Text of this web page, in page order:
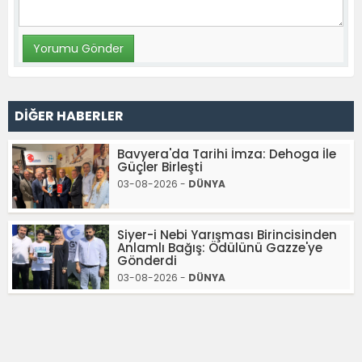
DİĞER HABERLER
Bavyera'da Tarihi İmza: Dehoga İle
Güçler Birleşti
03-08-2026 - DÜNYA
Siyer-i Nebi Yarışması Birincisinden
Anlamlı Bağış: Ödülünü Gazze'ye
Gönderdi
03-08-2026 - DÜNYA